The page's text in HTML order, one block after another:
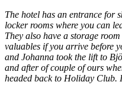
The hotel has an entrance for
locker rooms where you can
They also have a storage
valuables if you arrive before
and Johanna took the lift to
and after of couple of ours
headed back to Holiday Club.